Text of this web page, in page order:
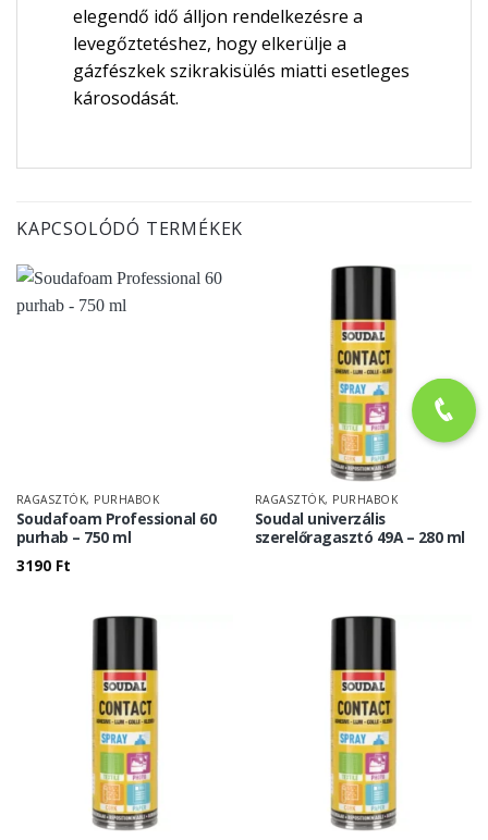
elegendő idő álljon rendelkezésre a
levegőztetéshez, hogy elkerülje a
gázfészkek szikrakisülés miatti esetleges
károsodását.
KAPCSOLÓDÓ TERMÉKEK
RAGASZTÓK, PURHABOK
Soudafoam Professional 60
purhab – 750 ml
3190 Ft
RAGASZTÓK, PURHABOK
Soudal univerzális
szerelőragasztó 49A – 280 ml